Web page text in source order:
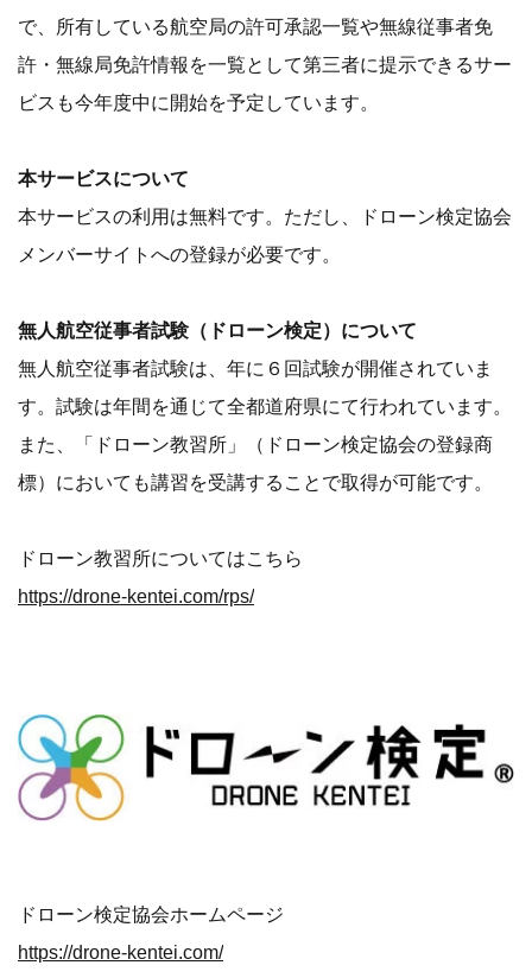
で、所有している航空局の許可承認一覧や無線従事者免
許・無線局免許情報を一覧として第三者に提示できるサー
ビスも今年度中に開始を予定しています。
本サービスについて
本サービスの利用は無料です。ただし、ドローン検定協会
メンバーサイトへの登録が必要です。
無人航空従事者試験（ドローン検定）について
無人航空従事者試験は、年に６回試験が開催されていま
す。試験は年間を通じて全都道府県にて行われています。
また、「ドローン教習所」（ドローン検定協会の登録商
標）においても講習を受講することで取得が可能です。
ドローン教習所についてはこちら
https://drone-kentei.com/rps/
ドローン検定協会ホームページ
https://drone-kentei.com/